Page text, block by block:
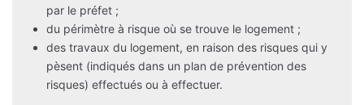
par le préfet ;
du périmètre à risque où se trouve le logement ;
des travaux du logement, en raison des risques qui y
pèsent (indiqués dans un plan de prévention des
risques) effectués ou à effectuer.